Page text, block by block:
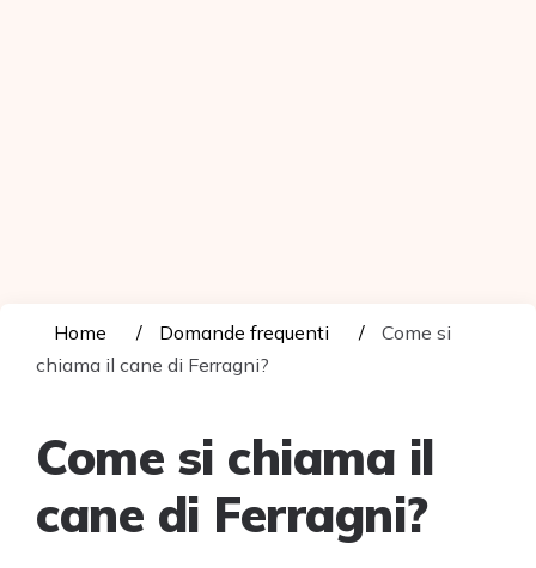
Home Domande frequenti
Come si
chiama il cane di Ferragni?
Come si chiama il
cane di Ferragni?